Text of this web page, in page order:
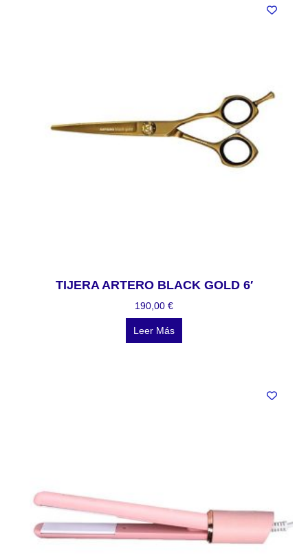
TIJERA ARTERO BLACK GOLD 6′
190,00 €
Leer Más